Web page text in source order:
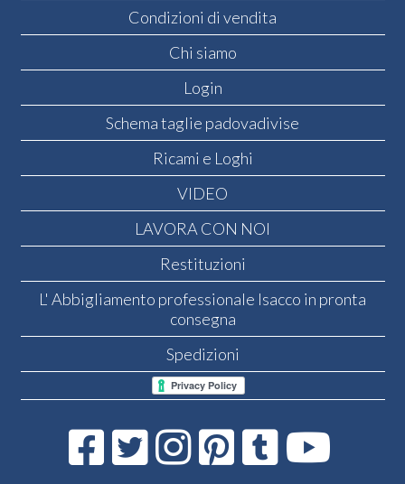
Condizioni di vendita
Chi siamo
Login
Schema taglie padovadivise
Ricami e Loghi
VIDEO
LAVORA CON NOI
Restituzioni
L' Abbigliamento professionale Isacco in pronta
consegna
Spedizioni